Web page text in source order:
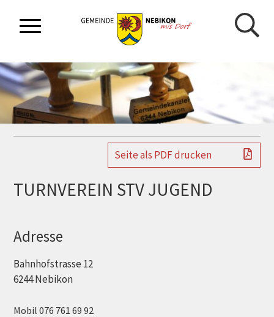
NAVIGIEREN IN GEMEINDE NEBIKON
Mobilnavigation
Seite als PDF drucken
TURNVEREIN STV JUGEND
Adresse
Bahnhofstrasse 12
6244 Nebikon
Mobil076 761 69 92